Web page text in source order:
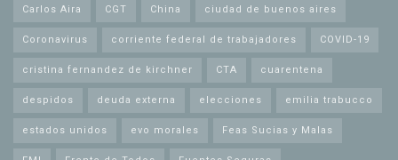
Carlos Aira CGT China ciudad de buenos aires
Coronavirus corriente federal de trabajadores COVID-19
cristina fernandez de kirchner CTA cuarentena
despidos deuda externa elecciones emilia trabucco
estados unidos evo morales Feas Sucias y Malas